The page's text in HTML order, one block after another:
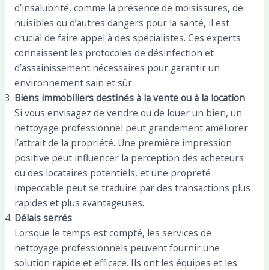
d’insalubrité, comme la présence de moisissures, de
nuisibles ou d’autres dangers pour la santé, il est
crucial de faire appel à des spécialistes. Ces experts
connaissent les protocoles de désinfection et
d’assainissement nécessaires pour garantir un
environnement sain et sûr.
Biens immobiliers destinés à la vente ou à la location
Si vous envisagez de vendre ou de louer un bien, un
nettoyage professionnel peut grandement améliorer
l’attrait de la propriété. Une première impression
positive peut influencer la perception des acheteurs
ou des locataires potentiels, et une propreté
impeccable peut se traduire par des transactions plus
rapides et plus avantageuses.
Délais serrés
Lorsque le temps est compté, les services de
nettoyage professionnels peuvent fournir une
solution rapide et efficace. Ils ont les équipes et les